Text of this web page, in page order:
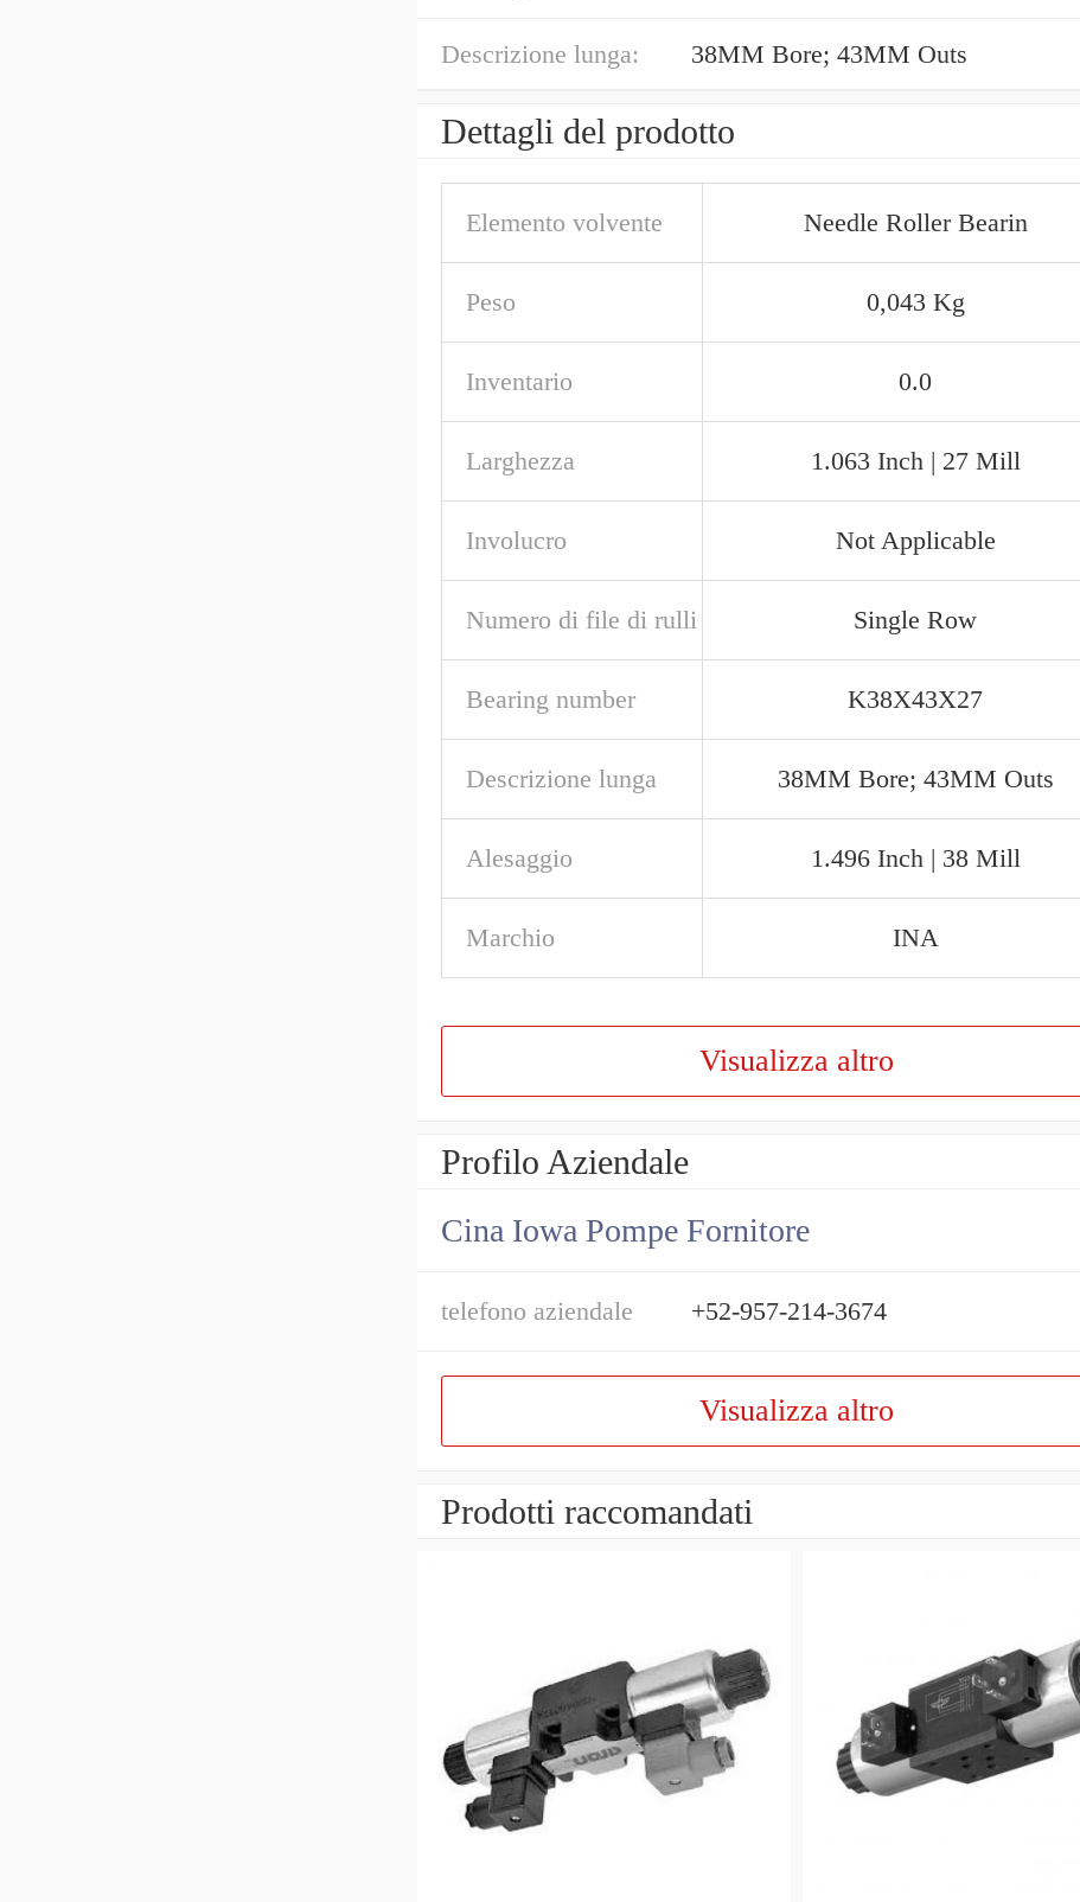
Descrizione lunga: 38MM Bore; 43MM Outs
Dettagli del prodotto
Elemento volvente Needle Roller Bearin
Peso 0,043 Kg
Inventario 0.0
Larghezza 1.063 Inch | 27 Mill
Involucro Not Applicable
Numero di file di rulli Single Row
Bearing number K38X43X27
Descrizione lunga 38MM Bore; 43MM Outs
Alesaggio 1.496 Inch | 38 Mill
Marchio INA
Visualizza altro
Profilo Aziendale
Cina Iowa Pompe Fornitore
telefono aziendale +52-957-214-3674
Visualizza altro
Prodotti raccomandati